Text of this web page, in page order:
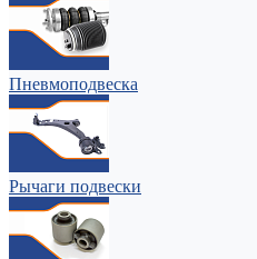
Пневмоподвеска
Рычаги подвески